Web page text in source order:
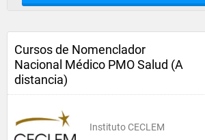
Cursos de Nomenclador
Nacional Médico PMO Salud (A
distancia)
Instituto CECLEM